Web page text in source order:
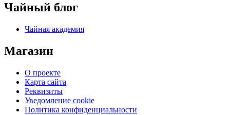
Чайный блог
Чайная академия
Магазин
О проекте
Карта сайта
Реквизиты
Уведомление cookie
Политика конфиденциальности